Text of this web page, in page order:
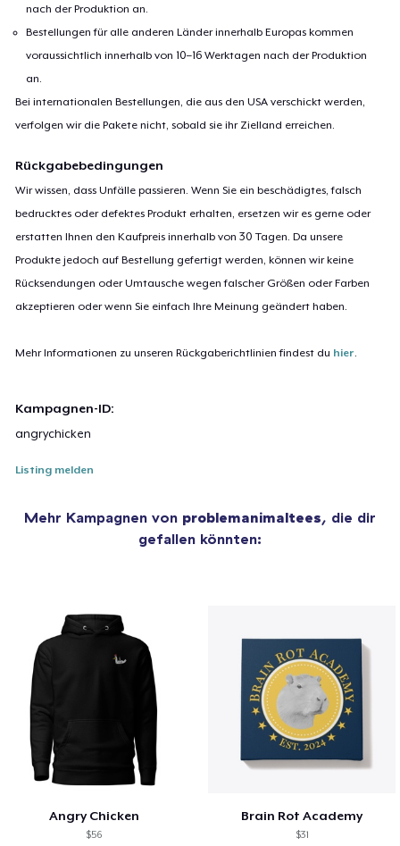
nach der Produktion an.
Bestellungen für alle anderen Länder innerhalb Europas kommen
voraussichtlich innerhalb von 10–16 Werktagen nach der Produktion
an.
Bei internationalen Bestellungen, die aus den USA verschickt werden,
verfolgen wir die Pakete nicht, sobald sie ihr Zielland erreichen.
Rückgabebedingungen
Wir wissen, dass Unfälle passieren. Wenn Sie ein beschädigtes, falsch
bedrucktes oder defektes Produkt erhalten, ersetzen wir es gerne oder
erstatten Ihnen den Kaufpreis innerhalb von 30 Tagen. Da unsere
Produkte jedoch auf Bestellung gefertigt werden, können wir keine
Rücksendungen oder Umtausche wegen falscher Größen oder Farben
akzeptieren oder wenn Sie einfach Ihre Meinung geändert haben.
Mehr Informationen zu unseren Rückgaberichtlinien findest du hier.
Kampagnen-ID:
angrychicken
Listing melden
Mehr Kampagnen von problemanimaltees, die dir
gefallen könnten:
Angry Chicken
$56
Brain Rot Academy
$31